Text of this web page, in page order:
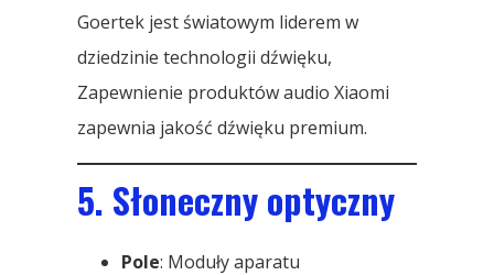
Goertek jest światowym liderem w
dziedzinie technologii dźwięku,
Zapewnienie produktów audio Xiaomi
zapewnia jakość dźwięku premium.
5. Słoneczny optyczny
Pole: Moduły aparatu